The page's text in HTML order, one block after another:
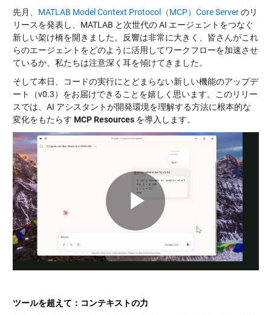
先月、 MATLAB Model Context Protocol（MCP）Core Serverのリ
リースを発表し、MATLAB と次世代の AI エージェントをつなぐ
新しい架け橋を開きました。反響は非常に大きく、皆さんがこれ
らのエージェントをどのように活用してワークフローを加速させ
ているか、私たちは注意深く耳を傾けてきました。
そして本日、コードの実行にとどまらない新しい機能のアップデ
ート（v0.3）をお届けできることを嬉しく思います。このリリー
スでは、AI アシスタントが開発環境を理解する方法に根本的な
変化をもたらす MCP Resources を導入します。
Play
Video
ツールを超えて：コンテキストの力